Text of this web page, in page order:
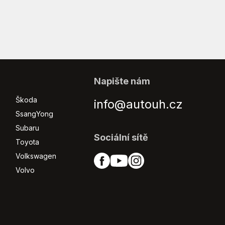
Škoda
SsangYong
Subaru
Toyota
Volkswagen
Volvo
Napište nám
info@autouh.cz
Sociální sítě